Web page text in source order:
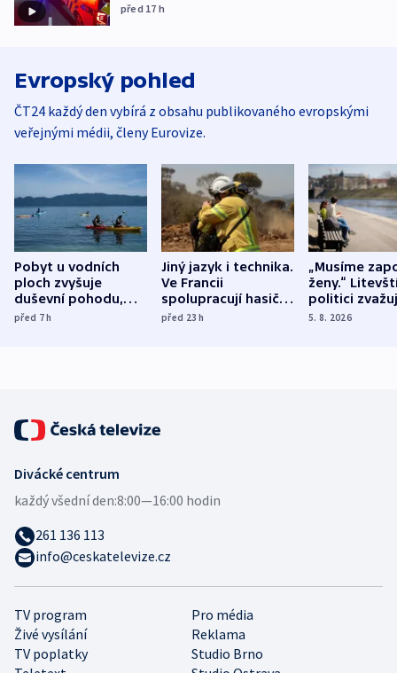
před 17 h
Evropský pohled
ČT24 každý den vybírá z obsahu publikovaného evropskými
veřejnými médii, členy Eurovize.
Pobyt u vodních
ploch zvyšuje
duševní pohodu,
ukázala
před 7h
Jiný jazyk i technika.
Ve Francii
spolupracují hasiči z
různých zemí
před 23h
„Musíme
ženy.“
politici
dohodu o
5. 8. 2026
TV program
Pro média
Živé vysílání
Reklama
TV poplatky
Studio Brno
Divácké centrum
každý všední den:8:00—16:00 hodin
261 136 113
info@ceskatelevize.cz